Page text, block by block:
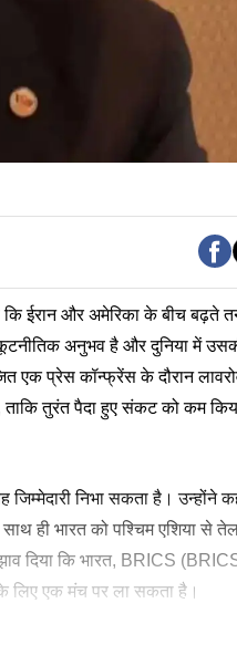
ईरान और अमेरिका के बीच बढ़ते
अनुभव है और दुनिया में
एक प्रेस कॉन्फ्रेंस के दौरान
ताकि तुरंत पैदा हुए संकट को कम
निभा सकता है। उन्होंने
ही भारत को पश्चिम एशिया से तेल
दिया कि भारत, BRICS
लिए एक मंच पर ला सकता है।